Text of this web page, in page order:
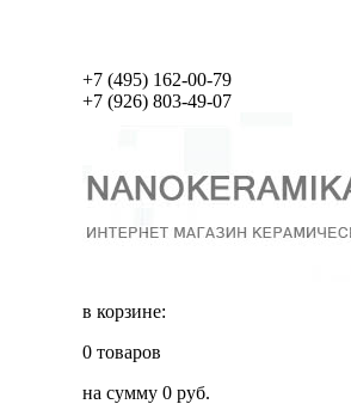
+7 (495)162-00-79
+7 (926)803-49-07
в корзине:
0товаров
на сумму 0руб.